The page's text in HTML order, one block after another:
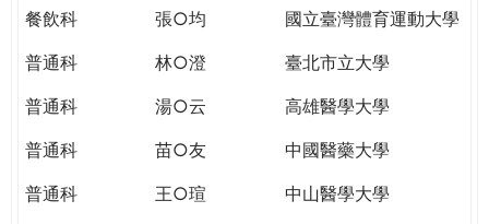
餐飲科
張○均
國立臺灣體育運動大學
普通科
林○澄
臺北市立大學
普通科
湯○云
高雄醫學大學
普通科
苗○友
中國醫藥大學
普通科
王○瑄
中山醫學大學